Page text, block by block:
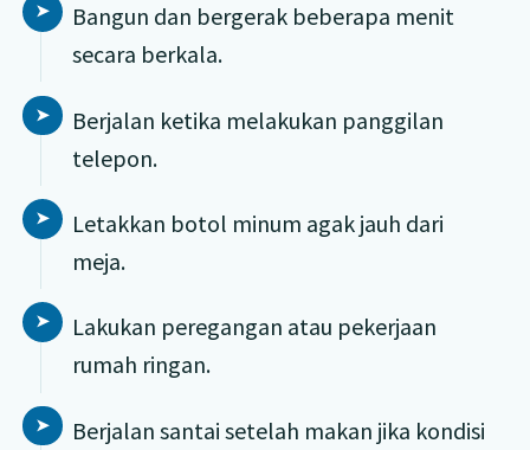
Bangun dan bergerak beberapa menit
secara berkala.
Berjalan ketika melakukan panggilan
telepon.
Letakkan botol minum agak jauh dari
meja.
Lakukan peregangan atau pekerjaan
rumah ringan.
Berjalan santai setelah makan jika kondisi